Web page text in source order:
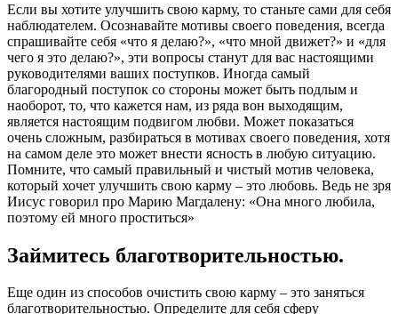
Если вы хотите улучшить свою карму, то станьте сами для себя
наблюдателем. Осознавайте мотивы своего поведения, всегда
спрашивайте себя «что я делаю?», «что мной движет?» и «для
чего я это делаю?», эти вопросы станут для вас настоящими
руководителями ваших поступков. Иногда самый
благородный поступок со стороны может быть подлым и
наоборот, то, что кажется нам, из ряда вон выходящим,
является настоящим подвигом любви. Может показаться
очень сложным, разбираться в мотивах своего поведения, хотя
на самом деле это может внести ясность в любую ситуацию.
Помните, что самый правильный и чистый мотив человека,
который хочет улучшить свою карму – это любовь. Ведь не зря
Иисус говорил про Марию Магдалену: «Она много любила,
поэтому ей много проститься»
Займитесь благотворительностью.
Еще один из способов очистить свою карму – это заняться
благотворительностью. Определите для себя сферу